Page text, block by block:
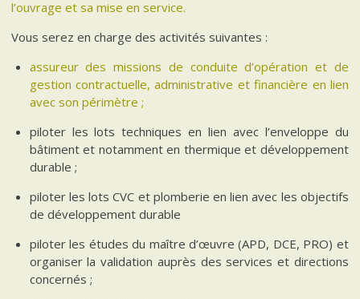
l’ouvrage et sa mise en service.
Vous serez en charge des activités suivantes :
assureur des missions de conduite d’opération et de
gestion contractuelle, administrative et financière en lien
avec son périmètre ;
piloter les lots techniques en lien avec l’enveloppe du
bâtiment et notamment en thermique et développement
durable ;
piloter les lots CVC et plomberie en lien avec les objectifs
de développement durable
piloter les études du maître d’œuvre (APD, DCE, PRO) et
organiser la validation auprès des services et directions
concernés ;